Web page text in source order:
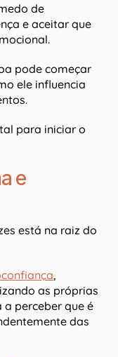
de
e aceitar que
pode começar
ele influencia
para iniciar o
e
está na raiz do
,
as próprias
perceber que é
das